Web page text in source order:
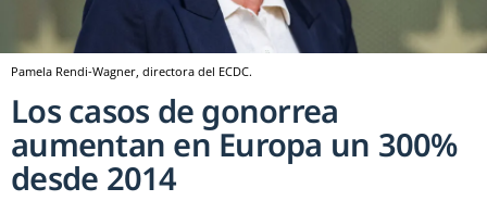
Pamela Rendi-Wagner, directora del ECDC.
Los casos de gonorrea
aumentan en Europa un 300%
desde 2014